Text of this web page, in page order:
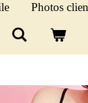
Photos